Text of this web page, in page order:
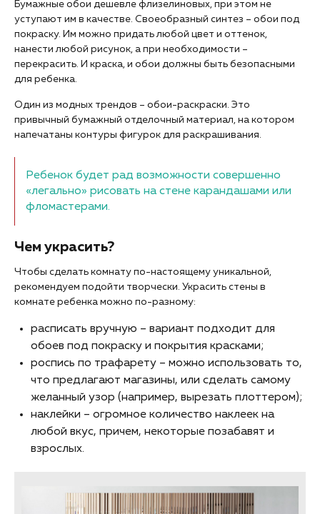
Бумажные обои дешевле флизелиновых, при этом не
уступают им в качестве. Своеобразный синтез – обои под
покраску. Им можно придать любой цвет и оттенок,
нанести любой рисунок, а при необходимости –
перекрасить. И краска, и обои должны быть безопасными
для ребенка.
Один из модных трендов – обои-раскраски. Это
привычный бумажный отделочный материал, на котором
напечатаны контуры фигурок для раскрашивания.
Ребенок будет рад возможности совершенно
«легально» рисовать на стене карандашами или
фломастерами.
Чем украсить?
Чтобы сделать комнату по-настоящему уникальной,
рекомендуем подойти творчески. Украсить стены в
комнате ребенка можно по-разному:
расписать вручную – вариант подходит для
обоев под покраску и покрытия красками;
роспись по трафарету – можно использовать то,
что предлагают магазины, или сделать самому
желанный узор (например, вырезать плоттером);
наклейки – огромное количество наклеек на
любой вкус, причем, некоторые позабавят и
взрослых.